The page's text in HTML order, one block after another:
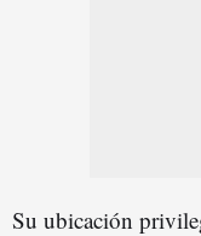
Su ubicación